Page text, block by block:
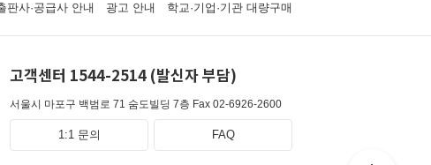
판사·공급사 안내 광고 안내 학교·기업·기관 대량구매
고객센터 1544-2514 (발신자 부담)
서울시 마포구 백범로 71 숨도빌딩 7층 Fax 02-6926-2600
1:1 문의 FAQ